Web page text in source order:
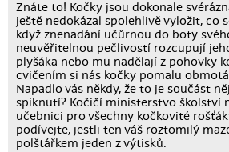
Znáte to! Kočky jsou dokonale
ještě nedokázal spolehlivě vyložit, co
když znenadání učůrnou do boty
neuvěřitelnou pečlivostí rozcupují
plyšáka nebo mu nadělají z pohovky
cvičením si nás kočky pomalu
Napadlo vás někdy, že to je součást
spiknutí? Kočičí ministerstvo školství
učebnici pro všechny kočkovité
podívejte, jestli ten váš roztomilý
polštářkem jeden z výtisků.